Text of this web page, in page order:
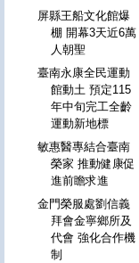
屏縣王船文化館爆
棚 開幕3天近6萬
人朝聖
臺南永康全民運動
館動土 預定115
年中旬完工全齡
運動新地標
敏惠醫專結合臺南
榮家 推動健康促
進前瞻求進
金門榮服處劉信義
拜會金寧鄉所及
代會 強化合作機
制